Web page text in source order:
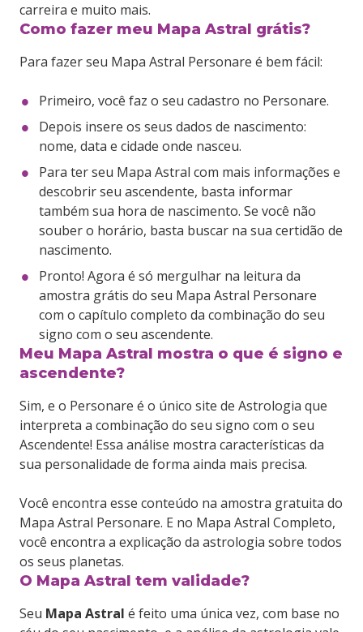
carreira e muito mais.
Como fazer meu Mapa Astral grátis?
Para fazer seu Mapa Astral Personare é bem fácil:
Primeiro, você faz o seu cadastro no Personare.
Depois insere os seus dados de nascimento:
nome, data e cidade onde nasceu.
Para ter seu Mapa Astral com mais informações e
descobrir seu ascendente, basta informar
também sua hora de nascimento. Se você não
souber o horário, basta buscar na sua certidão de
nascimento.
Pronto! Agora é só mergulhar na leitura da
amostra grátis do seu Mapa Astral Personare
com o capítulo completo da combinação do seu
signo com o seu ascendente.
Meu Mapa Astral mostra o que é signo e
ascendente?
Sim, e o Personare é o único site de Astrologia que
interpreta a combinação do seu signo com o seu
Ascendente! Essa análise mostra características da
sua personalidade de forma ainda mais precisa.
Você encontra esse conteúdo na amostra gratuita do
Mapa Astral Personare. E no Mapa Astral Completo,
você encontra a explicação da astrologia sobre todos
os seus planetas.
O Mapa Astral tem validade?
Seu Mapa Astral é feito uma única vez, com base no